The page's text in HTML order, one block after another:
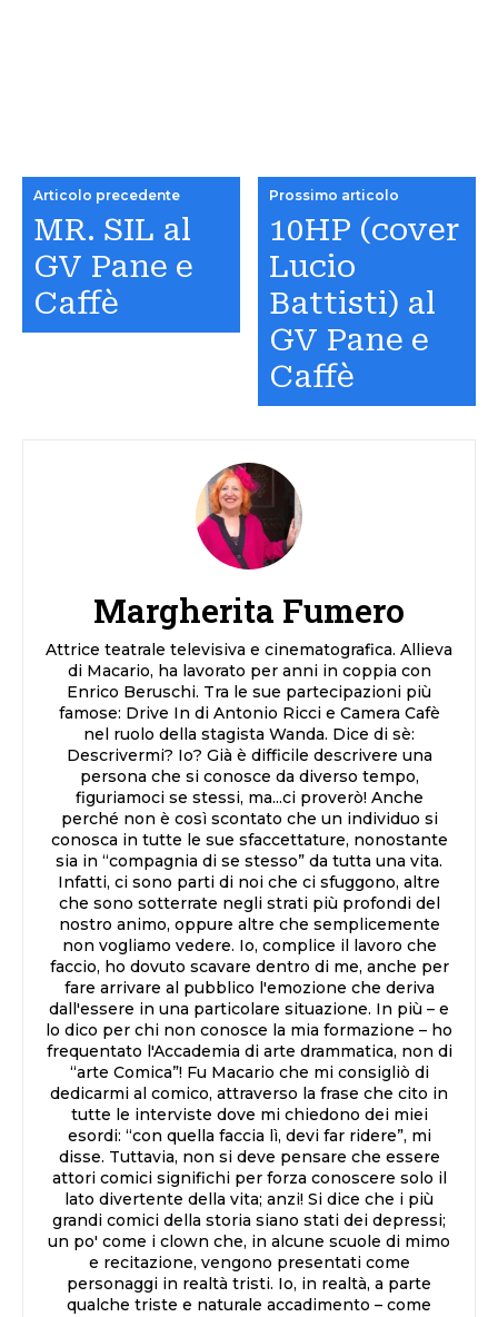
Articolo precedente
MR. SIL al
GV Pane e
Caffè
Prossimo articolo
10HP (cover
Lucio
Battisti) al
GV Pane e
Caffè
Margherita Fumero
Attrice teatrale televisiva e cinematografica. Allieva
di Macario, ha lavorato per anni in coppia con
Enrico Beruschi. Tra le sue partecipazioni più
famose: Drive In di Antonio Ricci e Camera Cafè
nel ruolo della stagista Wanda. Dice di sè:
Descrivermi? Io? Già è difficile descrivere una
persona che si conosce da diverso tempo,
figuriamoci se stessi, ma...ci proverò! Anche
perché non è così scontato che un individuo si
conosca in tutte le sue sfaccettature, nonostante
sia in “compagnia di se stesso” da tutta una vita.
Infatti, ci sono parti di noi che ci sfuggono, altre
che sono sotterrate negli strati più profondi del
nostro animo, oppure altre che semplicemente
non vogliamo vedere. Io, complice il lavoro che
faccio, ho dovuto scavare dentro di me, anche per
fare arrivare al pubblico l'emozione che deriva
dall'essere in una particolare situazione. In più – e
lo dico per chi non conosce la mia formazione – ho
frequentato l'Accademia di arte drammatica, non di
“arte Comica”! Fu Macario che mi consigliò di
dedicarmi al comico, attraverso la frase che cito in
tutte le interviste dove mi chiedono dei miei
esordi: “con quella faccia lì, devi far ridere”, mi
disse. Tuttavia, non si deve pensare che essere
attori comici significhi per forza conoscere solo il
lato divertente della vita; anzi! Si dice che i più
grandi comici della storia siano stati dei depressi;
un po' come i clown che, in alcune scuole di mimo
e recitazione, vengono presentati come
personaggi in realtà tristi. Io, in realtà, a parte
qualche triste e naturale accadimento – come